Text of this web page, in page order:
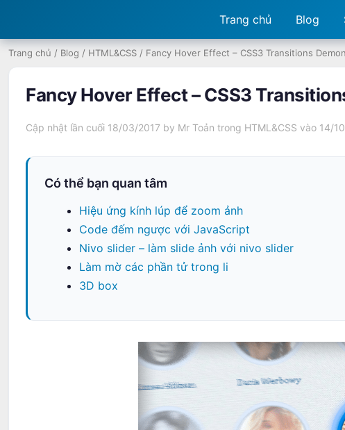
Trang chủ Blog
Trang chủ / Blog / HTML&CSS / Fancy Hover Effect – CSS3 Transitions
Fancy Hover Effect – CSS3
Cập nhật lần cuối 18/03/2017 by Mr Toản trong HTML&CSS vào 14/
Có thể bạn quan tâm
Hiệu ứng kính lúp để zoom ảnh
Code đếm ngược với JavaScript
Nivo slider – làm slide ảnh với nivo slider
Làm mờ các phần tử trong li
3D box